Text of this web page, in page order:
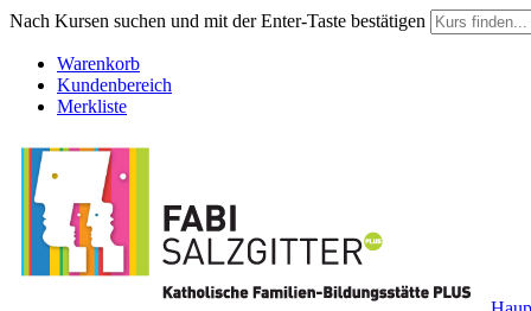
Nach Kursen suchen und mit der Enter-Taste bestätigen
Warenkorb
Kundenbereich
Merkliste